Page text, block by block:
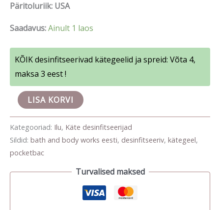
Päritoluriik: USA
Saadavus:Ainult 1 laos
KÕIK desinfitseerivad kätegeelid ja spreid: Võta 4,
maksa 3 eest !
LISA KORVI
Kategooriad: Ilu, Käte desinfitseerijad
Sildid: bath and body works eesti, desinfitseeriv, kätegeel,
pocketbac
Turvalised maksed